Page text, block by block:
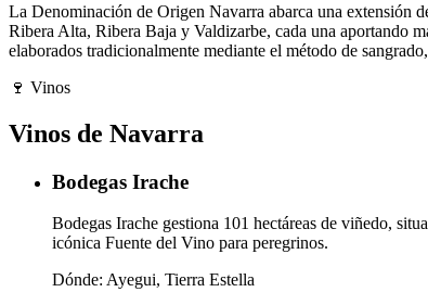
La Denominación de Origen Navarra abarca una extensión
Ribera Alta, Ribera Baja y Valdizarbe, cada una aportando
elaborados tradicionalmente mediante el método de
🍷 Vinos
Vinos de Navarra
Bodegas Irache
Bodegas Irache gestiona 101 hectáreas de viñedo,
icónica Fuente del Vino para peregrinos.
Dónde: Ayegui, Tierra Estella